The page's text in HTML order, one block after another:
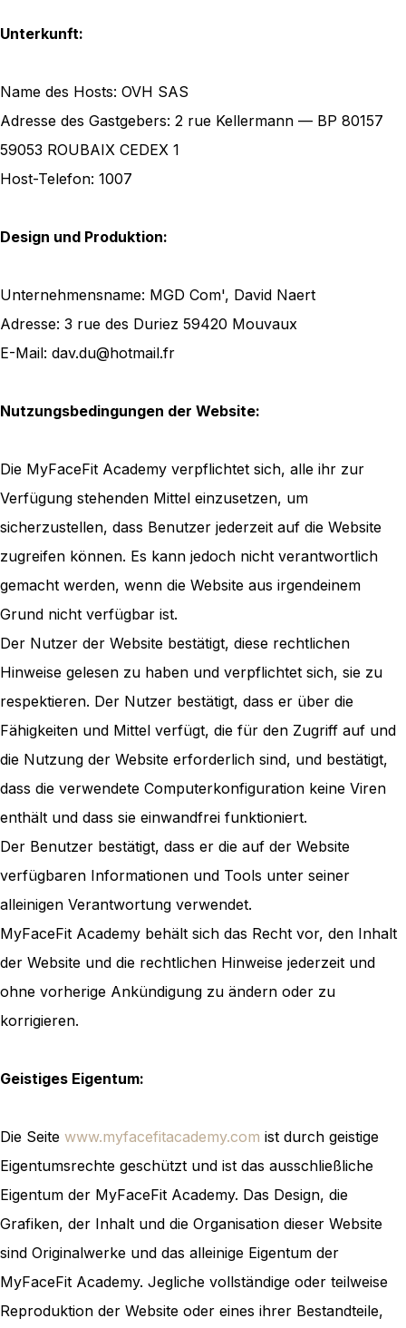
Unterkunft:
Name des Hosts: OVH SAS
Adresse des Gastgebers: 2 rue Kellermann — BP 80157
59053 ROUBAIX CEDEX 1
Host-Telefon: 1007
Design und Produktion:
Unternehmensname: MGD Com', David Naert
Adresse: 3 rue des Duriez 59420 Mouvaux
E-Mail: dav.du@hotmail.fr
Nutzungsbedingungen der Website:
Die MyFaceFit Academy verpflichtet sich, alle ihr zur
Verfügung stehenden Mittel einzusetzen, um
sicherzustellen, dass Benutzer jederzeit auf die Website
zugreifen können. Es kann jedoch nicht verantwortlich
gemacht werden, wenn die Website aus irgendeinem
Grund nicht verfügbar ist.
Der Nutzer der Website bestätigt, diese rechtlichen
Hinweise gelesen zu haben und verpflichtet sich, sie zu
respektieren. Der Nutzer bestätigt, dass er über die
Fähigkeiten und Mittel verfügt, die für den Zugriff auf und
die Nutzung der Website erforderlich sind, und bestätigt,
dass die verwendete Computerkonfiguration keine Viren
enthält und dass sie einwandfrei funktioniert.
Der Benutzer bestätigt, dass er die auf der Website
verfügbaren Informationen und Tools unter seiner
alleinigen Verantwortung verwendet.
MyFaceFit Academy behält sich das Recht vor, den Inhalt
der Website und die rechtlichen Hinweise jederzeit und
ohne vorherige Ankündigung zu ändern oder zu
korrigieren.
Geistiges Eigentum:
Die Seite www.myfacefitacademy.com ist durch geistige
Eigentumsrechte geschützt und ist das ausschließliche
Eigentum der MyFaceFit Academy. Das Design, die
Grafiken, der Inhalt und die Organisation dieser Website
sind Originalwerke und das alleinige Eigentum der
MyFaceFit Academy. Jegliche vollständige oder teilweise
Reproduktion der Website oder eines ihrer Bestandteile,